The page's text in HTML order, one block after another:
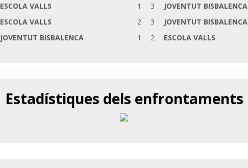
ESCOLA VALLS 1 3
JOVENTUT BISBALENCA
ESCOLA VALLS 2 3
JOVENTUT BISBALENCA
JOVENTUT BISBALENCA 1 2 ESCOLA VALLS
Estadístiques dels enfrontaments